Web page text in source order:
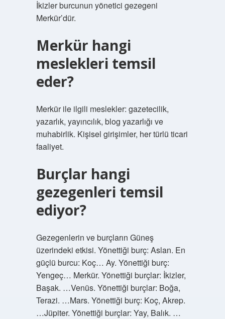
İkizler burcunun yönetici gezegeni
Merkür’dür.
Merkür hangi
meslekleri temsil
eder?
Merkür ile ilgili meslekler: gazetecilik,
yazarlık, yayıncılık, blog yazarlığı ve
muhabirlik. Kişisel girişimler, her türlü ticari
faaliyet.
Burçlar hangi
gezegenleri temsil
ediyor?
Gezegenlerin ve burçların Güneş
üzerindeki etkisi. Yönettiği burç: Aslan. En
güçlü burcu: Koç… Ay. Yönettiği burç:
Yengeç… Merkür. Yönettiği burçlar: İkizler,
Başak. …Venüs. Yönettiği burçlar: Boğa,
Terazi. …Mars. Yönettiği burç: Koç, Akrep.
…Jüpiter. Yönettiği burçlar: Yay, Balık. …